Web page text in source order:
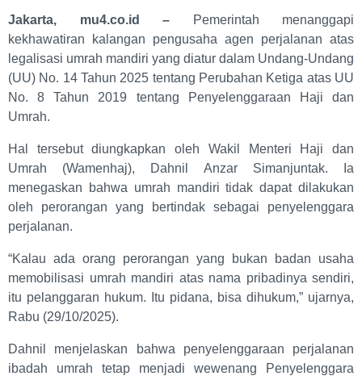
Jakarta, mu4.co.id – Pemerintah menanggapi
kekhawatiran kalangan pengusaha agen perjalanan atas
legalisasi umrah mandiri yang diatur dalam Undang-Undang
(UU) No. 14 Tahun 2025 tentang Perubahan Ketiga atas UU
No. 8 Tahun 2019 tentang Penyelenggaraan Haji dan
Umrah.
Hal tersebut diungkapkan oleh Wakil Menteri Haji dan
Umrah (Wamenhaj), Dahnil Anzar Simanjuntak. Ia
menegaskan bahwa umrah mandiri tidak dapat dilakukan
oleh perorangan yang bertindak sebagai penyelenggara
perjalanan.
“Kalau ada orang perorangan yang bukan badan usaha
memobilisasi umrah mandiri atas nama pribadinya sendiri,
itu pelanggaran hukum. Itu pidana, bisa dihukum,” ujarnya,
Rabu (29/10/2025).
Dahnil menjelaskan bahwa penyelenggaraan perjalanan
ibadah umrah tetap menjadi wewenang Penyelenggara